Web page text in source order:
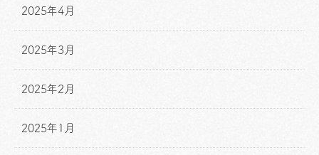
2025年4月
2025年3月
2025年2月
2025年1月